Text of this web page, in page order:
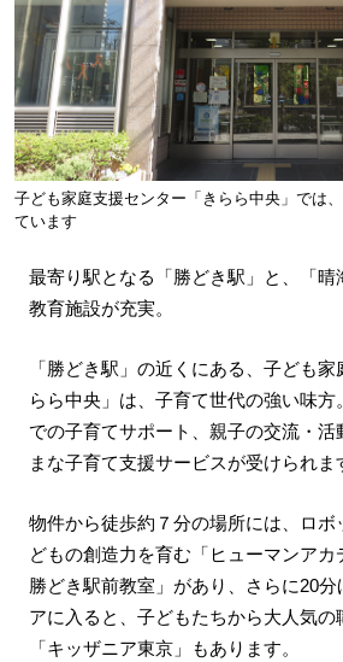
子ども家庭支援センター「きらら中央」では
ています
最寄り駅となる「勝どき駅」と、「晴
教育施設が充実。
「勝どき駅」の近くにある、子ども
らら中央」は、子育て世代の強い味
での子育てサポート、親子の交流・
まな子育て支援サービスが受けられま
物件から徒歩約７分の場所には、ロボ
どもの創造力を育む「ヒューマンアカ
勝どき駅前教室」があり、さらに20分
アに入ると、子どもたちから大人気
「キッザニア東京」もあります。